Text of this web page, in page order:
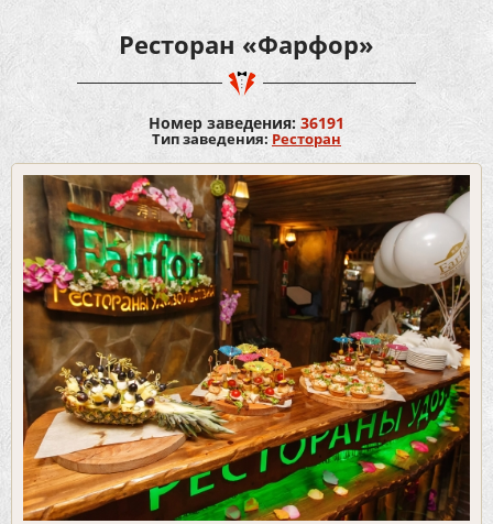
Ресторан «Фарфор»
Номер заведения: 36191
Тип заведения: Ресторан